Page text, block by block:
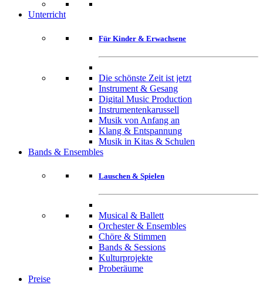
Unterricht
Für Kinder & Erwachsene
Die schönste Zeit ist jetzt
Instrument & Gesang
Digital Music Production
Instrumentenkarussell
Musik von Anfang an
Klang & Entspannung
Musik in Kitas & Schulen
Bands & Ensembles
Lauschen & Spielen
Musical & Ballett
Orchester & Ensembles
Chöre & Stimmen
Bands & Sessions
Kulturprojekte
Proberäume
Preise